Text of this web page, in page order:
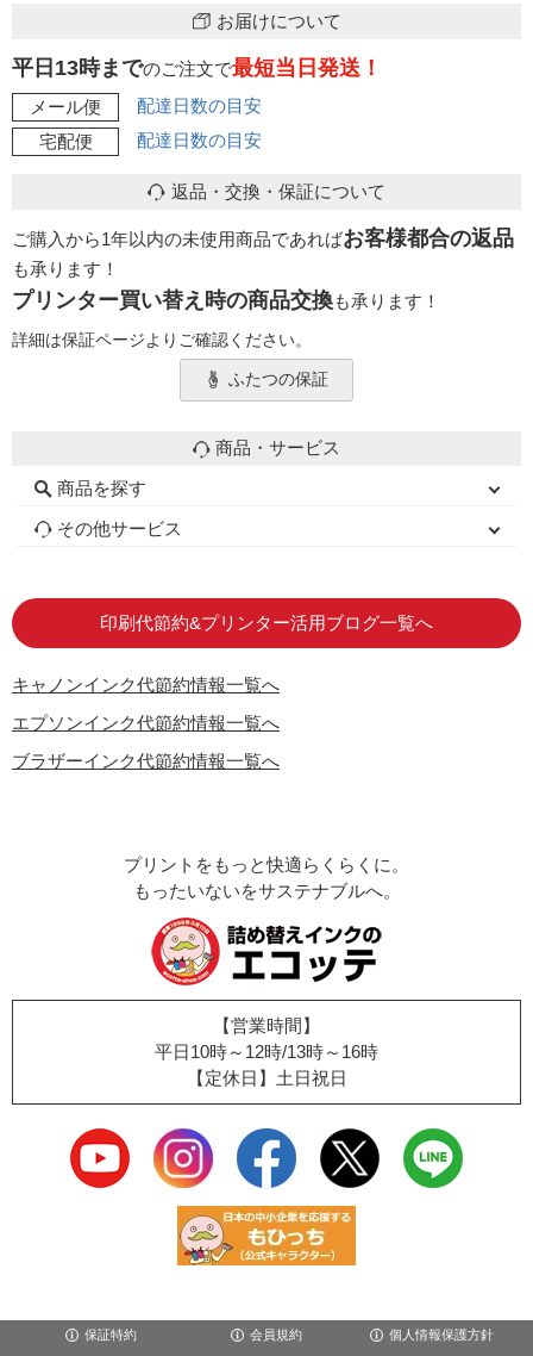
お届けについて
平日13時までのご注文で最短当日発送！
メール便
配達日数の目安
宅配便
配達日数の目安
返品・交換・保証について
ご購入から1年以内の未使用商品であればお客様都合の返品
も承ります！
プリンター買い替え時の商品交換も承ります！
詳細は保証ページよりご確認ください。
ふたつの保証
商品・サービス
商品を探す
初心者用セット
キャノンインク
エプソンインク
ブラザーインク
詰め替えインク
互換インクボトル
互換インクカートリッジ
再生インクカートリッジ
トナーカートリッジ
その他サービス
印刷代節約&プリンター活用ブログ一覧へ
キャノンインク代節約情報一覧へ
エプソンインク代節約情報一覧へ
ブラザーインク代節約情報一覧へ
プリントをもっと快適らくらくに。
もったいないをサステナブルへ。
【営業時間】
平日10時～12時/13時～16時
【定休日】土日祝日
保証特約 会員規約 個人情報保護方針